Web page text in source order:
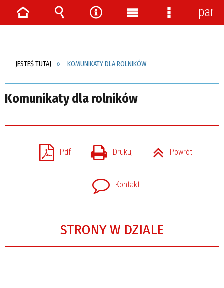
JESTEŚ TUTAJ KOMUNIKATY DLA ROLNIKÓW
Komunikaty dla rolników
Pdf Drukuj Powrót
Kontakt
STRONY W DZIALE
Strona Wyszukiwarka
NarzędziaMenu
Menu
panel